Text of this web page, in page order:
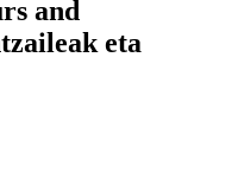
and
eta